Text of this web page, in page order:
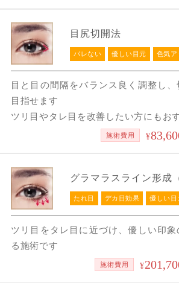
目尻切開法
バレない 優しい目元 色気ア
目と目の間隔をバランス良く調整し
目指せます
ツリ目やタレ目を改善したい方にもお
施術費用 ¥
グラマラスライン形成
たれ目 デカ目効果 優しい目
ツリ目をタレ目に近づけ、優しい印
る施術です
施術費用 ¥